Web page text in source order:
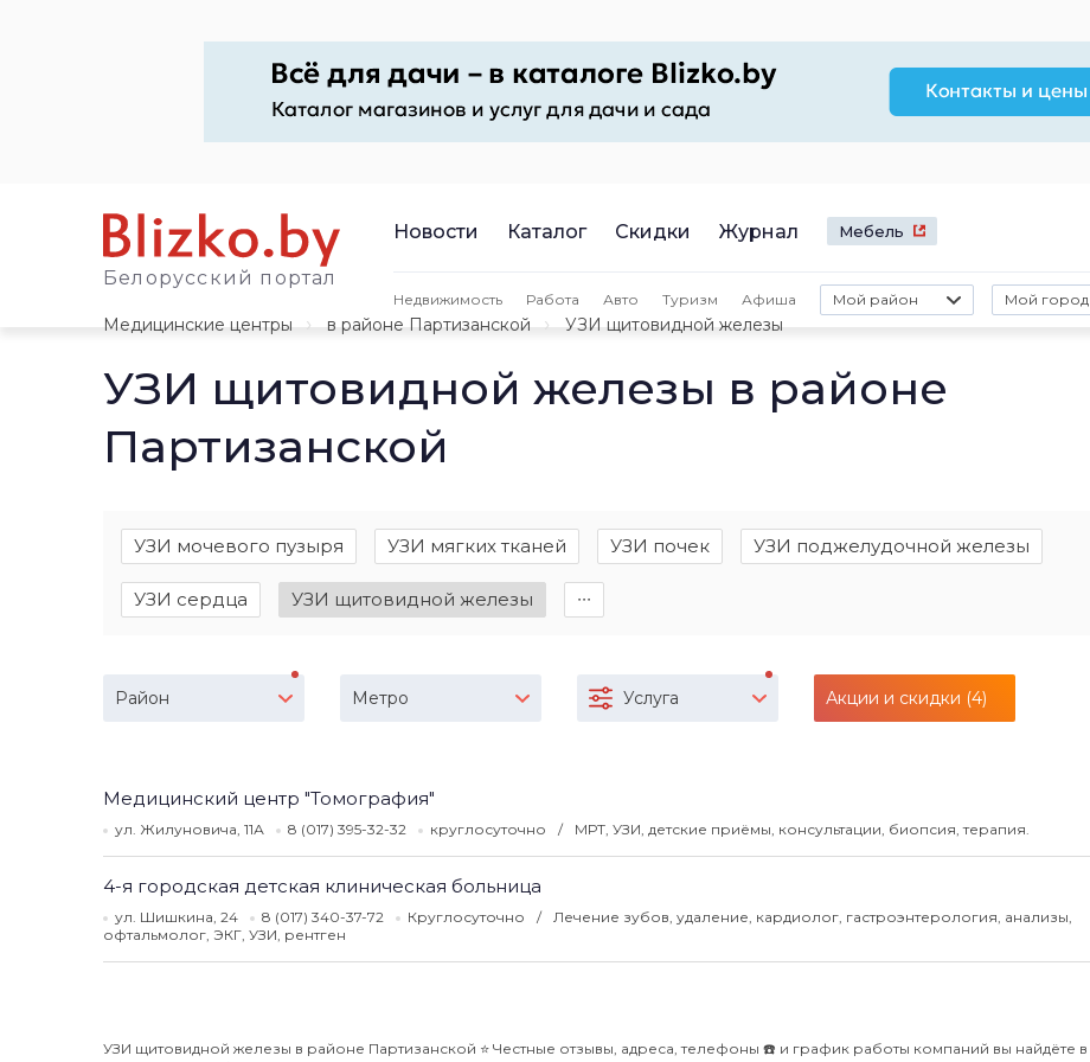
Белорусский портал
Новости Каталог Скидки Журнал Мебель
Недвижимость Работа Авто Туризм Афиша Мой район Мой город
Медицинские центры
в районе Партизанской УЗИ щитовидной железы
УЗИ щитовидной железы в районе
Партизанской
УЗИ мочевого пузыря УЗИ мягких тканей УЗИ почек УЗИ поджелудочной железы
УЗИ сердца УЗИ щитовидной железы ∙∙∙
Район Метро Услуга Акции и скидки (4)
Медицинский центр "Томография"
ул. Жилуновича, 11А 8 (017) 395-32-32 круглосуточно МРТ, УЗИ, детские приёмы, консультации, биопсия, терапия.
4-я городская детская клиническая больница
ул. Шишкина, 24 8 (017) 340-37-72 Круглосуточно
Лечение зубов, удаление, кардиолог, гастроэнтерология, анализы,
офтальмолог, ЭКГ, УЗИ, рентген
УЗИ щитовидной железы в районе Партизанской ⭐️ Честные отзывы, адреса, телефоны ☎️ и график работы компаний вы найдёте в